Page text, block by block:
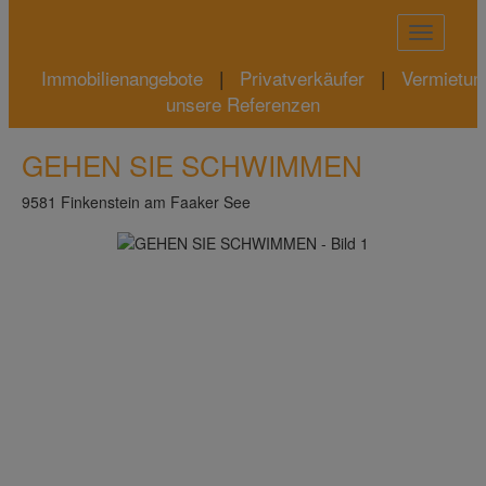
Immobilienangebote | Privatverkäufer |
unsere Referenzen
GEHEN SIE SCHWIMMEN
9581 Finkenstein am Faaker See